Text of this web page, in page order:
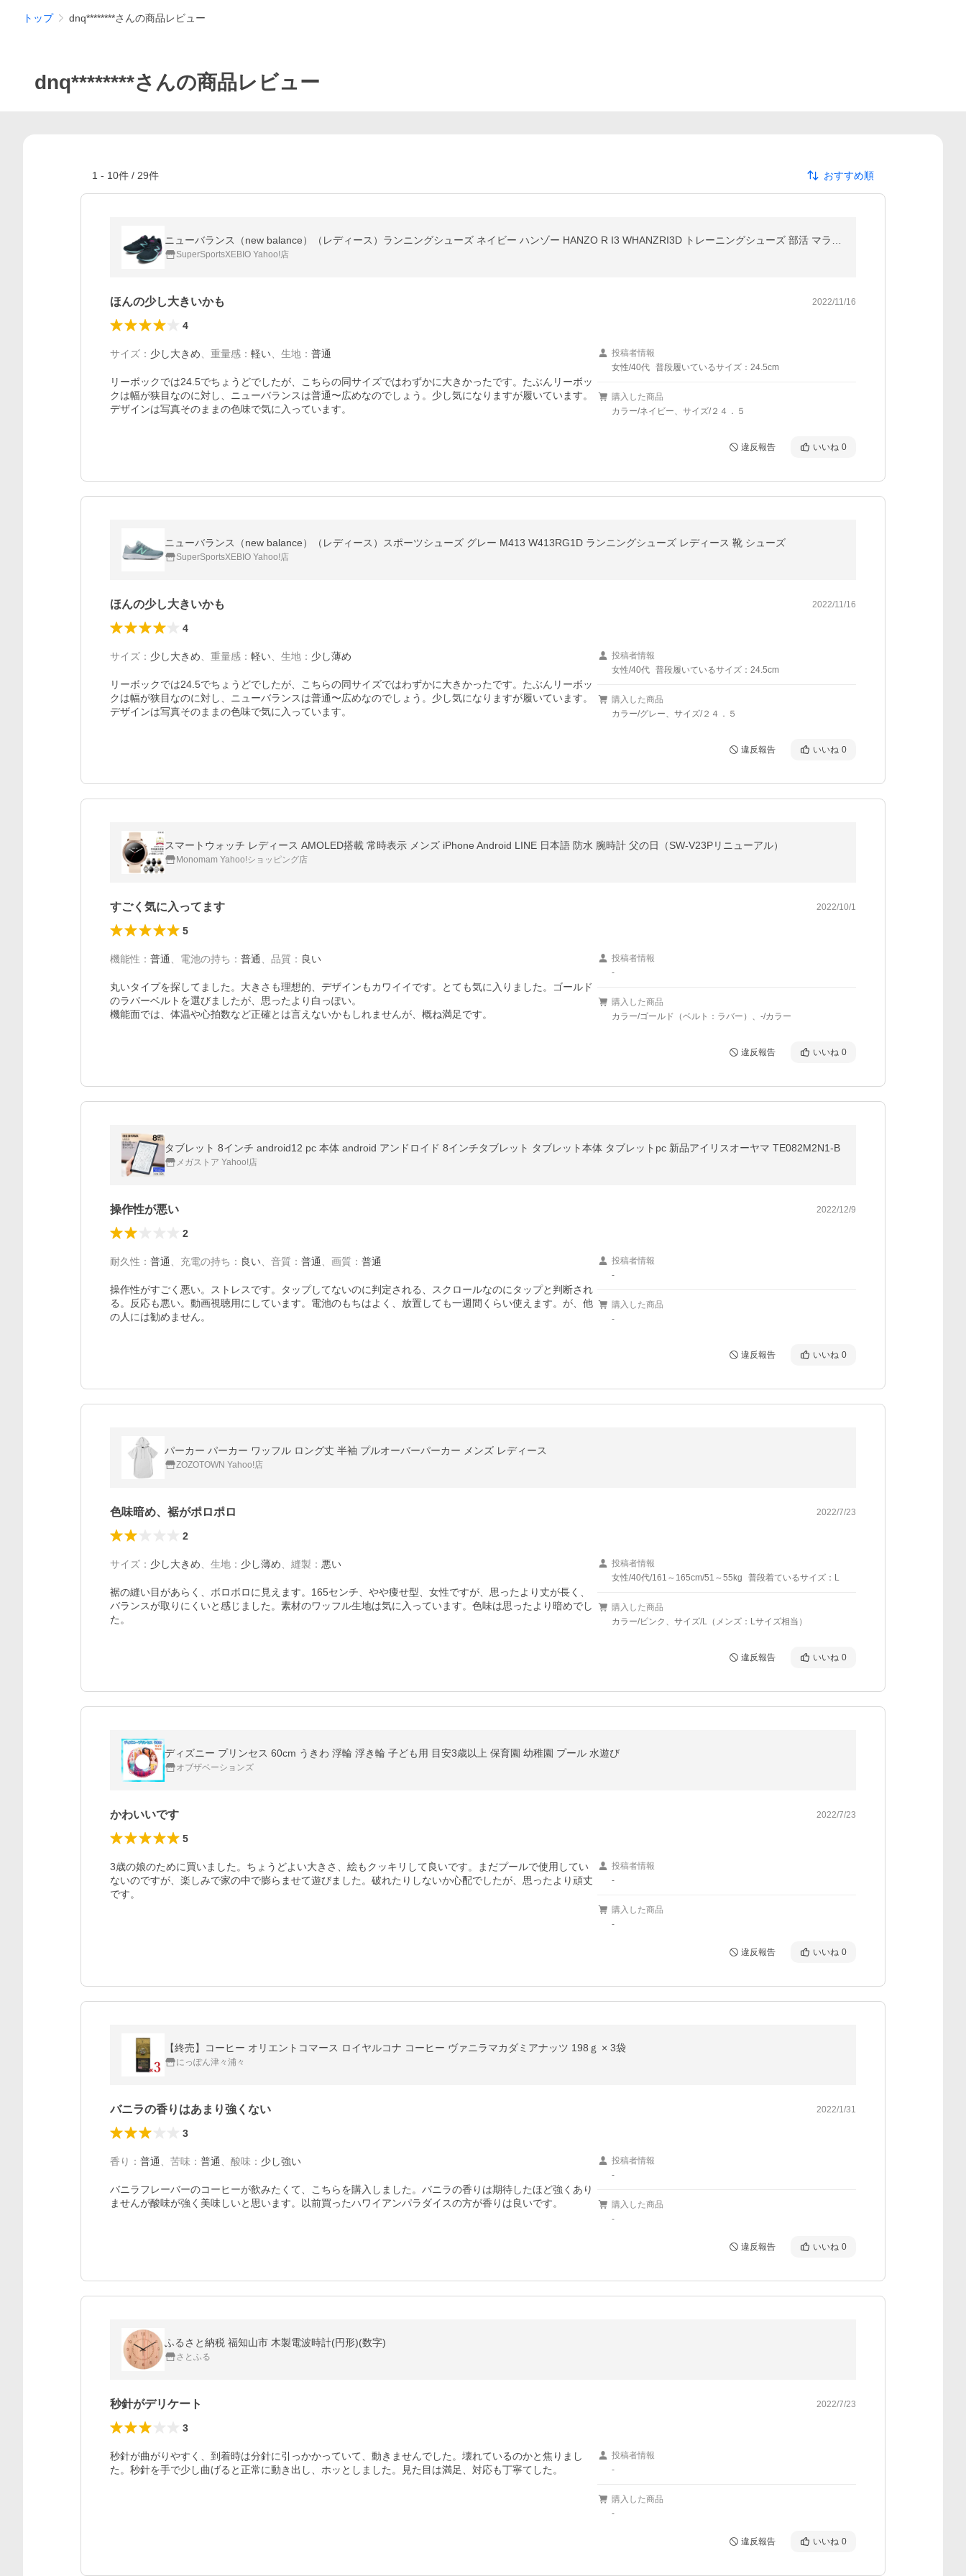
トップ dnq********さんの商品レビュー
dnq********さんの商品レビュー
1 - 10件 / 29件 おすすめ順
SuperSportsXEBIO Yahoo!店
ほんの少し大きいかも 2022/11/16
4
サイズ ： 少し大きめ 重量感 ： 軽い 生地 ： 普通
リーボックでは24.5でちょうどでしたが、こちらの同サイズではわずかに大きかったです。たぶんリーボッ
クは幅が狭目なのに対し、ニューバランスは普通〜広めなのでしょう。少し気になりますが履いています。
デザインは写真そのままの色味で気に入っています。
投稿者情報
女性/40代 普段履いているサイズ：24.5cm
購入した商品
カラー/ネイビー、サイズ/２４．５
違反報告 いいね 0
ニューバランス（new balance）（レディース）スポーツシューズ グレー M413 W413RG1D ランニングシューズ レディース 靴 シューズ
SuperSportsXEBIO Yahoo!店
ほんの少し大きいかも 2022/11/16
4
サイズ ： 少し大きめ 重量感 ： 軽い 生地 ： 少し薄め
リーボックでは24.5でちょうどでしたが、こちらの同サイズではわずかに大きかったです。たぶんリーボッ
クは幅が狭目なのに対し、ニューバランスは普通〜広めなのでしょう。少し気になりますが履いています。
デザインは写真そのままの色味で気に入っています。
投稿者情報
女性/40代 普段履いているサイズ：24.5cm
購入した商品
カラー/グレー、サイズ/２４．５
違反報告 いいね 0
スマートウォッチ レディース AMOLED搭載 常時表示 メンズ iPhone Android LINE 日本語 防水 腕時計 父の日（SW-V23Pリニューアル）
Monomam Yahoo!ショッピング店
すごく気に入ってます 2022/10/1
5
機能性 ： 普通 電池の持ち ： 普通 品質 ： 良い
丸いタイプを探してました。大きさも理想的、デザインもカワイイです。とても気に入りました。ゴールド
のラバーベルトを選びましたが、思ったより白っぽい。
機能面では、体温や心拍数など正確とは言えないかもしれませんが、概ね満足です。
投稿者情報
-
購入した商品
カラー/ゴールド（ベルト：ラバー）、-/カラー
違反報告 いいね 0
タブレット 8インチ android12 pc 本体 android アンドロイド 8インチタブレット タブレット本体 タブレットpc 新品アイリスオーヤマ TE082M2N1-B
メガストア Yahoo!店
操作性が悪い 2022/12/9
2
耐久性 ： 普通 充電の持ち ： 良い 音質 ： 普通 画質 ： 普通
操作性がすごく悪い。ストレスです。タップしてないのに判定される、スクロールなのにタップと判断され
る。反応も悪い。動画視聴用にしています。電池のもちはよく、放置しても一週間くらい使えます。が、他
の人には勧めません。
投稿者情報
-
購入した商品
-
違反報告 いいね 0
パーカー パーカー ワッフル ロング丈 半袖 プルオーバーパーカー メンズ レディース
ZOZOTOWN Yahoo!店
色味暗め、裾がポロポロ 2022/7/23
2
サイズ ： 少し大きめ 生地 ： 少し薄め 縫製 ： 悪い
裾の縫い目があらく、ボロボロに見えます。165センチ、やや痩せ型、女性ですが、思ったより丈が長く、
バランスが取りにくいと感じました。素材のワッフル生地は気に入っています。色味は思ったより暗めでし
た。
投稿者情報
女性/40代/161～165cm/51～55kg
普段着ているサイズ：L
購入した商品
カラー/ピンク、サイズ/L（メンズ：Lサイズ相当）
違反報告 いいね 0
ディズニー プリンセス 60cm うきわ 浮輪 浮き輪 子ども用 目安3歳以上 保育園 幼稚園 プール 水遊び
オブザベーションズ
かわいいです 2022/7/23
5
3歳の娘のために買いました。ちょうどよい大きさ、絵もクッキリして良いです。まだプールで使用してい
ないのですが、楽しみで家の中で膨らませて遊びました。破れたりしないか心配でしたが、思ったより頑丈
です。
投稿者情報
-
購入した商品
-
違反報告 いいね 0
【終売】コーヒー オリエントコマース ロイヤルコナ コーヒー ヴァニラマカダミアナッツ 198ｇ × 3袋
にっぽん津々浦々
バニラの香りはあまり強くない 2022/1/31
3
香り ： 普通 苦味 ： 普通 酸味 ： 少し強い
バニラフレーバーのコーヒーが飲みたくて、こちらを購入しました。バニラの香りは期待したほど強くあり
ませんが酸味が強く美味しいと思います。以前買ったハワイアンパラダイスの方が香りは良いです。
投稿者情報
-
購入した商品
-
違反報告 いいね 0
ふるさと納税 福知山市 木製電波時計(円形)(数字)
さとふる
秒針がデリケート 2022/7/23
3
秒針が曲がりやすく、到着時は分針に引っかかっていて、動きませんでした。壊れているのかと焦りまし
た。秒針を手で少し曲げると正常に動き出し、ホッとしました。見た目は満足、対応も丁寧てした。
投稿者情報
-
購入した商品
-
違反報告 いいね 0